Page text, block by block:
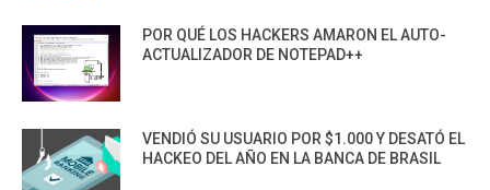
POR QUÉ LOS HACKERS AMARON EL AUTO-
ACTUALIZADOR DE NOTEPAD++
VENDIÓ SU USUARIO POR $1.000 Y DESATÓ EL
HACKEO DEL AÑO EN LA BANCA DE BRASIL